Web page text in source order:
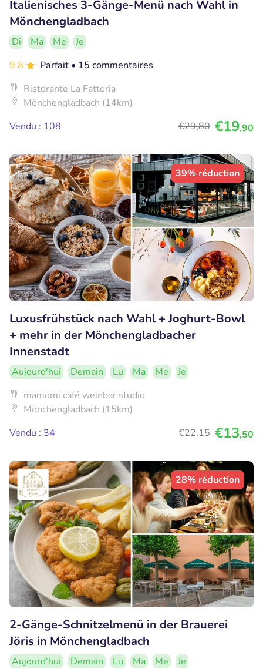
Italienisches 3-Gänge-Menü nach Wahl in
Mönchengladbach
Di Ma Me
Je
9.8
Parfait • 15 commentaires
Ristorante La Fattoria
Mönchengladbach (14km)
Vendu : 108
€29,80 €19,90
39% réduction
Luxusfrühstück nach Wahl + Joghurt-Bowl
+ mehr in der Mönchengladbacher
Innenstadt
Aujourd'hui Demain Lu Ma Me
Je
mamomi café weinbar studio
Mönchengladbach (15km)
Vendu : 34
€22,15 €13,50
28% réduction
2-Gänge-Schnitzelmenü in der Brauerei
Jöris in Mönchengladbach
Aujourd'hui Demain Lu Ma Me
Je